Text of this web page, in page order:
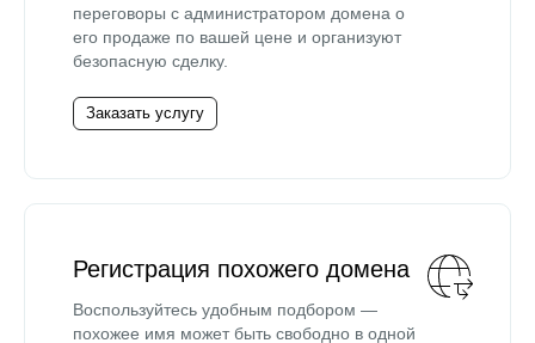
переговоры с администратором домена о
его продаже по вашей цене и организуют
безопасную сделку.
Заказать услугу
Регистрация похожего домена
Воспользуйтесь удобным подбором —
похожее имя может быть свободно в одной